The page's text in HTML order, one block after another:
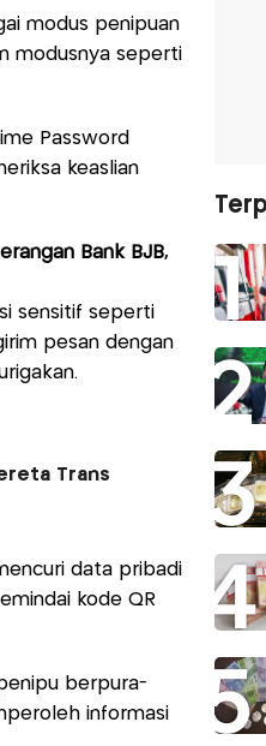
modus penipuan
modusnya seperti
Password
keaslian
Bank BJB,
sensitif seperti
pesan dengan
Trans
data pribadi
kode QR
berpura-
informasi